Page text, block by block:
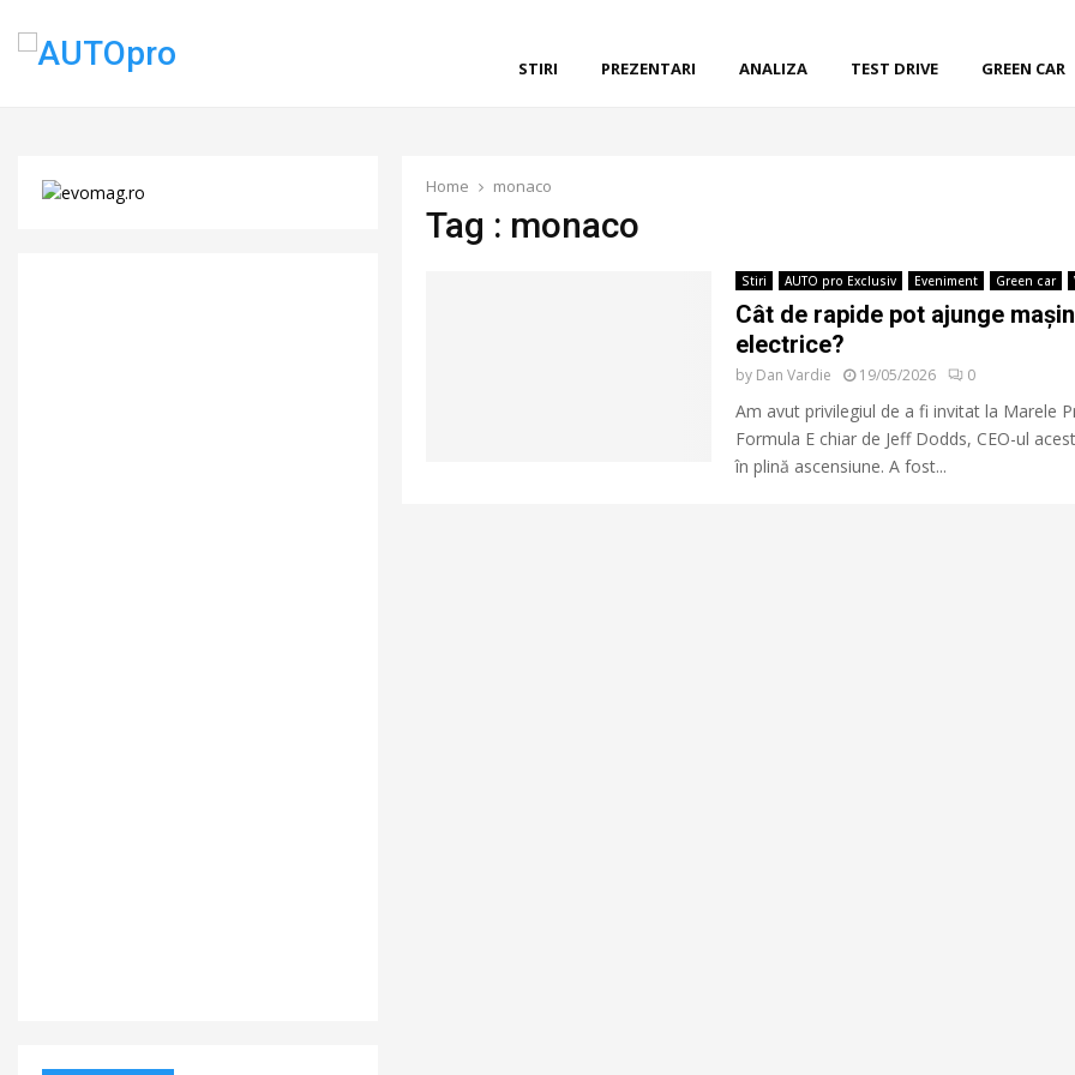
STIRI PREZENTARI ANALIZA TEST DRIVE GREEN CAR
Home monaco
Tag : monaco
Stiri AUTO pro Exclusiv Eveniment Green car
Cât de rapide pot ajunge
electrice?
by Dan Vardie 19/05/2026 0
Am avut privilegiul de a fi invitat la Marele
Formula E chiar de Jeff Dodds, CEO-ul
în plină ascensiune. A fost...